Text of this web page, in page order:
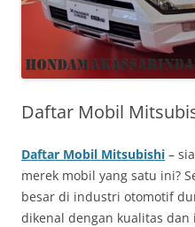
Daftar Mobil
Daftar Mobil Mitsubishi –
merek mobil yang satu ini?
besar di industri otomotif
dikenal dengan kualitas